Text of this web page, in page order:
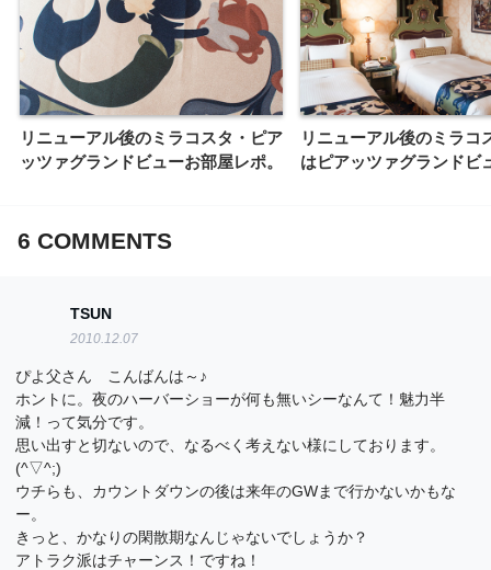
リニューアル後のミラコスタ・ピア
ッツァグランドビューお部屋レポ。
リニューアル後のミラコ
はピアッツァグランドビ
6 COMMENTS
TSUN
2010.12.07
ぴよ父さん こんばんは～♪
ホントに。夜のハーバーショーが何も無いシーなんて！魅力半
減！って気分です。
思い出すと切ないので、なるべく考えない様にしております。
(^▽^;)
ウチらも、カウントダウンの後は来年のGWまで行かないかもな
ー。
きっと、かなりの閑散期なんじゃないでしょうか？
アトラク派はチャーンス！ですね！